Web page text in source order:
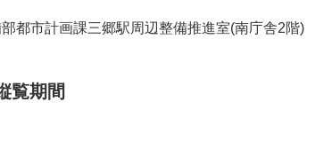
都市計画課三郷駅周辺整備推進室(南庁舎2階)​
覧期間